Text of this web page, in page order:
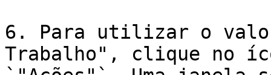
6. Para utilizar o
Trabalho", clique no